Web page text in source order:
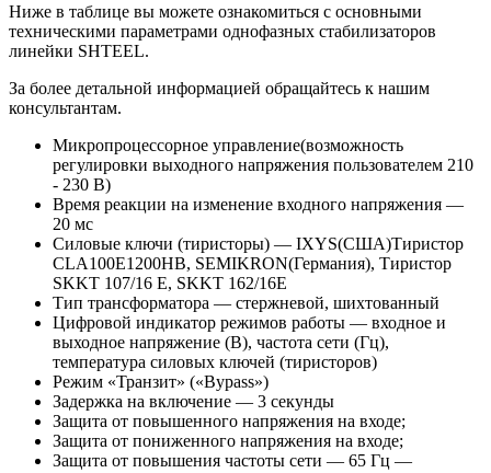
Ниже в таблице вы можете ознакомиться с основными
техническими параметрами однофазных стабилизаторов
линейки SHTEEL.
За более детальной информацией обращайтесь к нашим
консультантам.
Микропроцессорное управление(возможность
регулировки выходного напряжения пользователем 210
- 230 В)
Время реакции на изменение входного напряжения —
20 мс
Силовые ключи (тиристоры) — IXYS(США)Тиристор
CLA100E1200HB, SEMIKRON(Германия), Тиристор
SKKT 107/16 E, SKKT 162/16E
Тип трансформатора — стержневой, шихтованный
Цифровой индикатор режимов работы — входное и
выходное напряжение (В), частота сети (Гц),
температура силовых ключей (тиристоров)
Режим «Транзит» («Bypass»)
Задержка на включение — 3 секунды
Защита от повышенного напряжения на входе;
Защита от пониженного напряжения на входе;
Защита от повышения частоты сети — 65 Гц —